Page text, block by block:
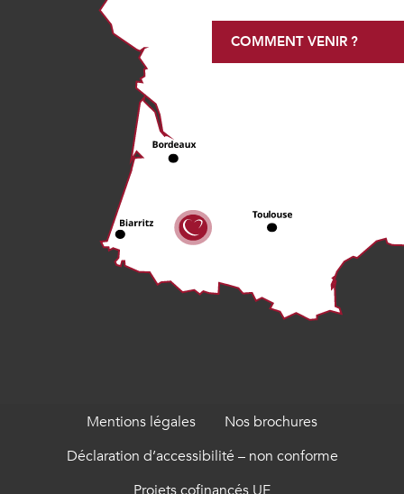
COMMENT VENIR ?
Mentions légales
Nos brochures
Déclaration d’accessibilité – non conforme